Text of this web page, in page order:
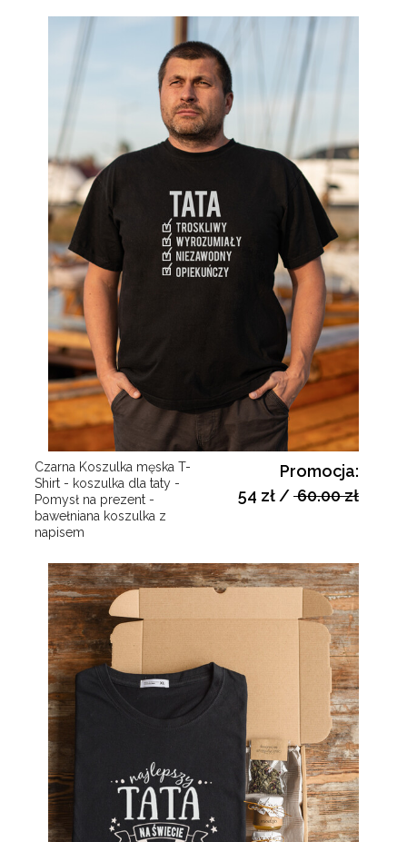
Czarna Koszulka męska T-
Shirt - koszulka dla taty -
Pomysł na prezent -
bawełniana koszulka z
napisem
Promocja:
54 zł /60.00 zł